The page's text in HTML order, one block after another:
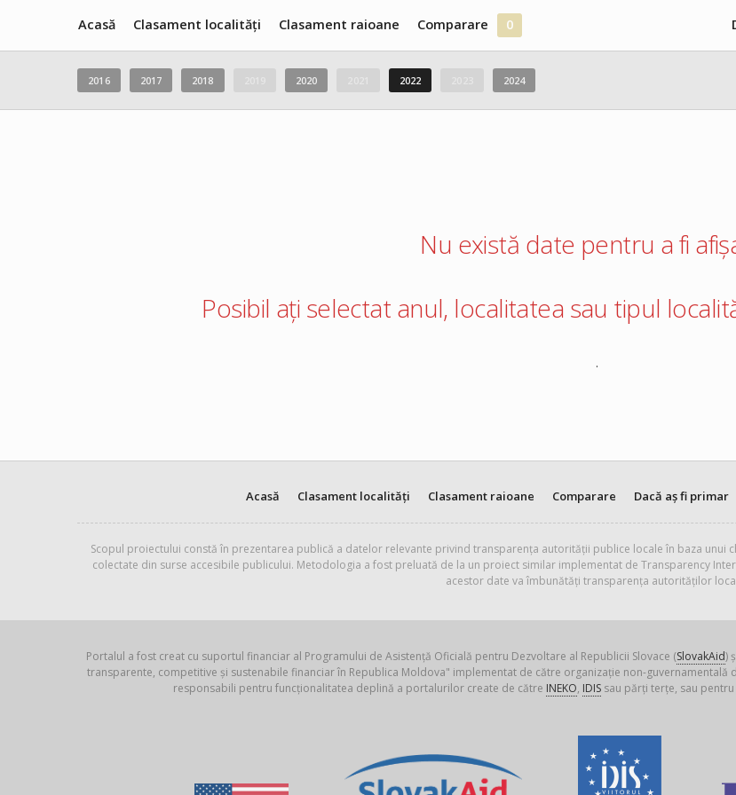
Acasă Clasament localități Clasament raioane Comparare 0
2016 2017 2018 2020 2022 2024
Nu există date pentru a fi
Posibil ați selectat anul, localitatea sau tipul
.
Acasă Clasament localități Clasament raioane Comparare Dacă aș fi primar
Scopul proiectului constă în prezentarea publică a datelor relevante privind transparența autorității publice locale în baza
colectate din surse accesibile publicului. Metodologia a fost preluată de la un proiect similar implementat de Transparency
acestor date va îmbunătăți transparența autorităților
Portalul a fost creat cu suportul financiar al Programului de Asistență Oficială pentru Dezvoltare al Republicii Slovace (SlovakAid)
transparente, competitive și sustenabile financiar în Republica Moldova" implementat de către organizație non-guvernamentală
responsabili pentru funcționalitatea deplină a portalurilor create de către INEKO, IDISsau părți terțe, sau